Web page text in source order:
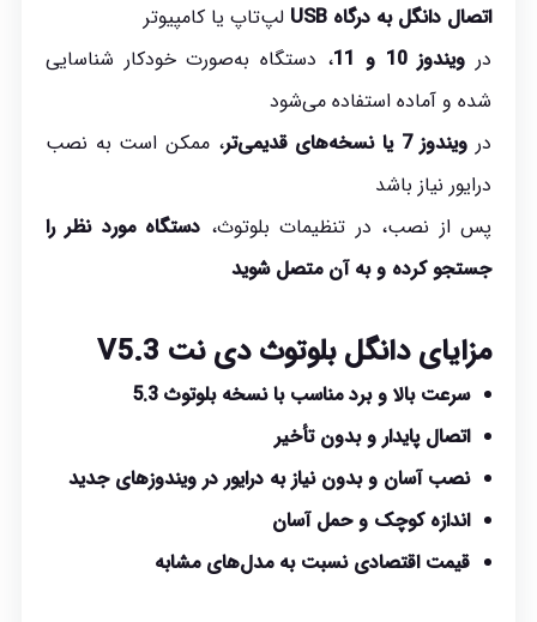
اتصال دانگل به درگاه USB
لپ‌تاپ یا کامپیوتر
در ویندوز 10 و 11
، دستگاه به‌صورت خودکار شناسایی
شده و آماده استفاده می‌شود
در ویندوز 7 یا نسخه‌های قدیمی‌تر
، ممکن است به نصب
درایور نیاز باشد
پس از نصب، در تنظیمات بلوتوث، دستگاه مورد نظر را
جستجو کرده و به آن متصل شوید
مزایای دانگلبلوتوثدی نت V5.3
سرعت بالا و برد مناسب با نسخه بلوتوث 5.3
اتصال پایدار و بدون تأخیر
نصب آسان و بدون نیاز به درایور در ویندوزهای جدید
اندازه کوچک و حمل آسان
قیمت اقتصادی نسبت به مدل‌های مشابه